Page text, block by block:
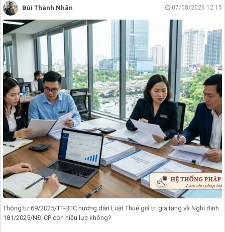
Thông tư 69/2025/TT-BTC hướng dẫn Luật Thuế giá trị gia tăng và Nghị định
181/2025/NĐ-CP còn hiệu lực không?
Bùi Thành Nhân 07/08/2026 12:15